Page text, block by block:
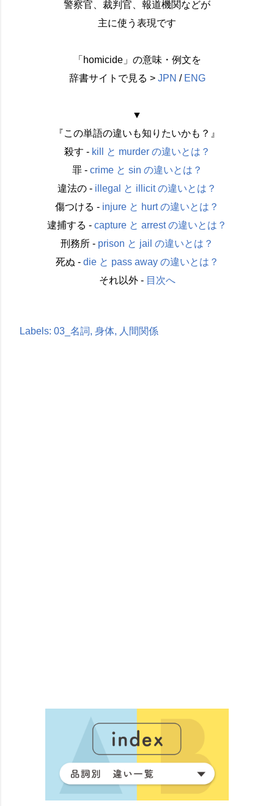
警察官、裁判官、報道機関などが
主に使う表現です
「homicide」の意味・例文を
辞書サイトで見る > JPN / ENG
▼
『この単語の違いも知りたいかも？』
殺す - kill と murder の違いとは？
罪 - crime と sin の違いとは？
違法の - illegal と illicit の違いとは？
傷つける - injure と hurt の違いとは？
逮捕する - capture と arrest の違いとは？
刑務所 - prison と jail の違いとは？
死ぬ - die と pass away の違いとは？
それ以外 - 目次へ
Labels: 03_名詞 身体 人間関係